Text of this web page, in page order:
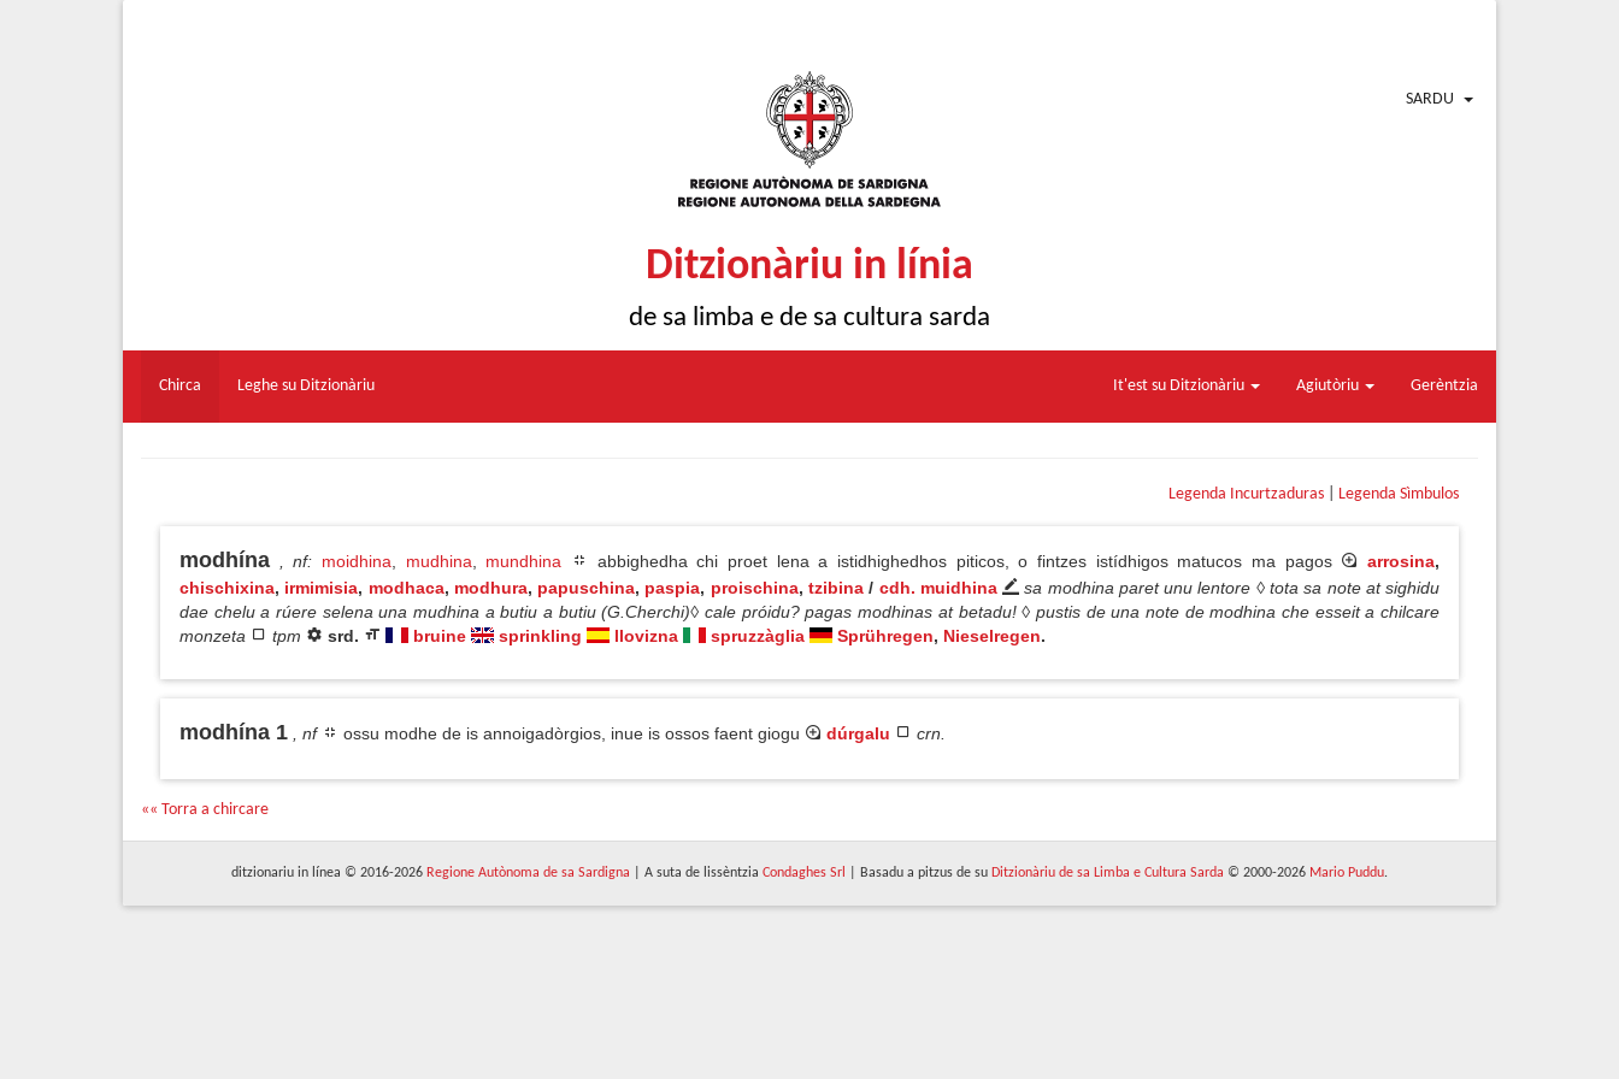
SARDU
Ditzionàriu in línia
de sa limba e de sa cultura sarda
Chirca Leghe su Ditzionàriu It'est su Ditzionàriu Agiutòriu Gerèntzia
Legenda Incurtzaduras Legenda Sìmbulos
modhína , nf: moidhina mudhina mundhina abbighedha chi proet lena a istidhighedhos piticos, o fintzes istídhigos matucos ma pagos arrosina,
chischixina, irmimisia, modhaca, modhura, papuschina, paspia, proischina, tzibina / cdh. muidhina
sa modhina paret unu lentore ◊ tota sa note at sighidu
dae chelu a rúere selena una mudhina a butiu a butiu (G.Cherchi)◊ cale próidu? pagas modhinas at betadu! ◊ pustis de una note de modhina che esseit a chilcare
monzeta
tpm srd. bruine sprinkling llovizna spruzzàglia Sprühregen, Nieselregen.
modhína 1 , nf ossu modhe de is annoigadòrgios, inue is ossos faent giogu dúrgalu crn.
«« Torra a chircare
ditzionariu in línea © 2016-2026 Regione Autònoma de sa Sardigna | A suta de lissèntzia Condaghes Srl | Basadu a pitzus de su Ditzionàriu de sa Limba e Cultura Sarda © 2000-2026 Mario Puddu.